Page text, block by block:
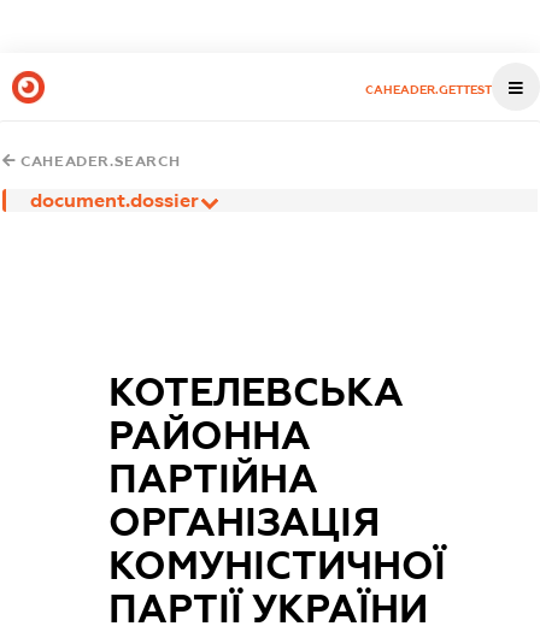
CAHEADER.GETTEST
CAHEADER.SEARCH
document.dossier
КОТЕЛЕВСЬКА
РАЙОННА
ПАРТІЙНА
ОРГАНІЗАЦІЯ
КОМУНІСТИЧНОЇ
ПАРТІЇ УКРАЇНИ